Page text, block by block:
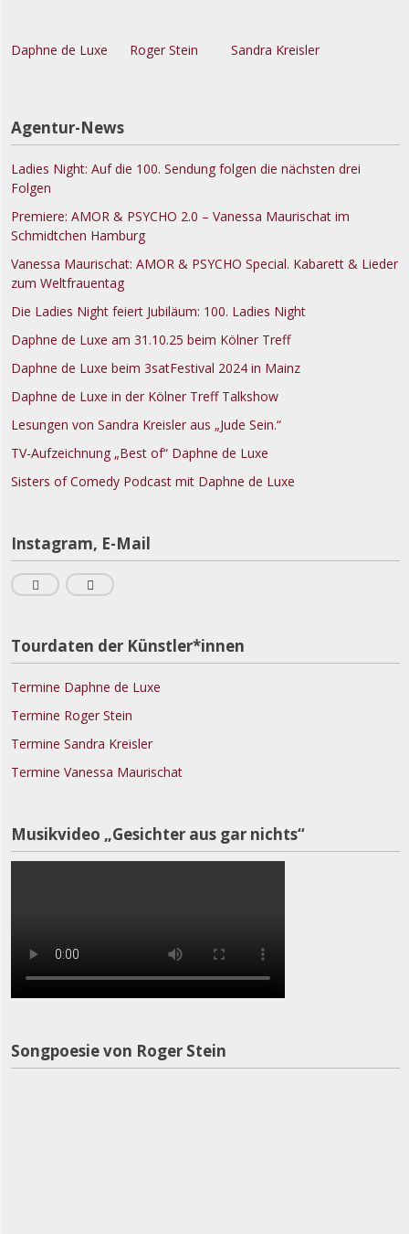
Daphne de Luxe Roger Stein Sandra Kreisler
Agentur-News
Ladies Night: Auf die 100. Sendung folgen die nächsten drei
Folgen
Premiere: AMOR & PSYCHO 2.0 – Vanessa Maurischat im
Schmidtchen Hamburg
Vanessa Maurischat: AMOR & PSYCHO Special. Kabarett & Lieder
zum Weltfrauentag
Die Ladies Night feiert Jubiläum: 100. Ladies Night
Daphne de Luxe am 31.10.25 beim Kölner Treff
Daphne de Luxe beim 3satFestival 2024 in Mainz
Daphne de Luxe in der Kölner Treff Talkshow
Lesungen von Sandra Kreisler aus „Jude Sein.“
TV-Aufzeichnung „Best of“ Daphne de Luxe
Sisters of Comedy Podcast mit Daphne de Luxe
Instagram, E-Mail
Tourdaten der Künstler*innen
Termine Daphne de Luxe
Termine Roger Stein
Termine Sandra Kreisler
Termine Vanessa Maurischat
Musikvideo „Gesichter aus gar nichts“
Songpoesie von Roger Stein